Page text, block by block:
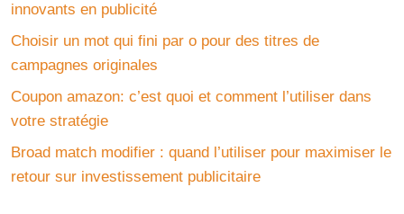
innovants en publicité
Choisir un mot qui fini par o pour des titres de
campagnes originales
Coupon amazon: c’est quoi et comment l’utiliser dans
votre stratégie
Broad match modifier : quand l’utiliser pour maximiser le
retour sur investissement publicitaire